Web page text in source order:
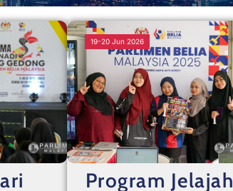
19-20 Jun 2026
Program Jelajah